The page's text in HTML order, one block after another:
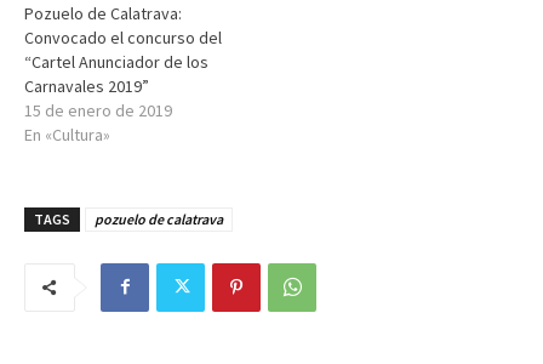
Pozuelo de Calatrava:
Convocado el concurso del
“Cartel Anunciador de los
Carnavales 2019”
15 de enero de 2019
En «Cultura»
TAGS pozuelo de calatrava